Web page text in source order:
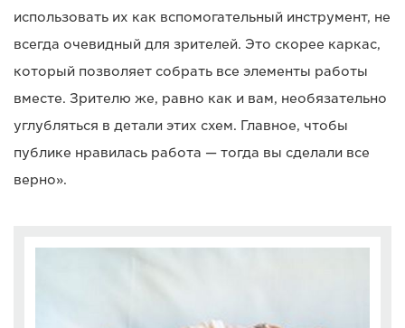
использовать их как вспомогательный инструмент, не
всегда очевидный для зрителей. Это скорее каркас,
который позволяет собрать все элементы работы
вместе. Зрителю же, равно как и вам, необязательно
углубляться в детали этих схем. Главное, чтобы
публике нравилась работа — тогда вы сделали все
верно».